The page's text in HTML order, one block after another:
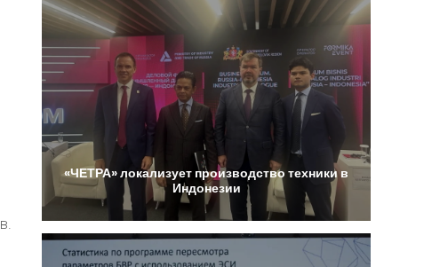
«ЧЕТРА»локализует производство техникив
Индонезии